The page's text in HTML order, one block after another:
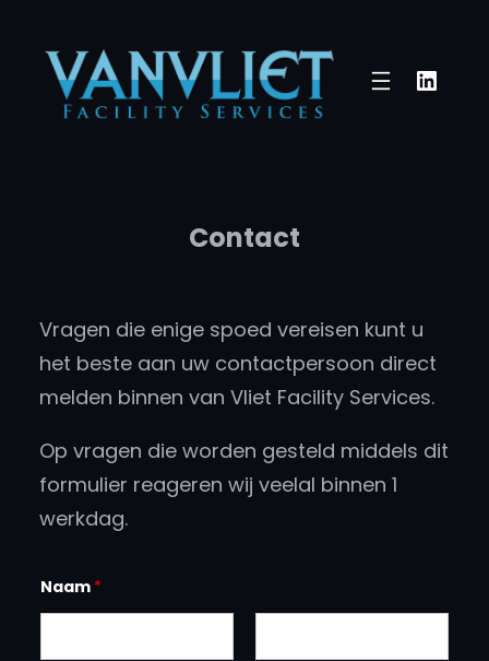
naar
inhoud
Contact
Vragen die enige spoed vereisen kunt u
het beste aan uw contactpersoon direct
melden binnen van Vliet Facility Services.
Op vragen die worden gesteld middels dit
formulier reageren wij veelal binnen 1
werkdag.
Naam *